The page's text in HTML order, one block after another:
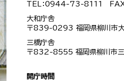
TEL：0944-73-8111
大和庁舎
〒839-0293 福岡県柳川市
三橋庁舎
〒832-8555 福岡県柳川市
開庁時間